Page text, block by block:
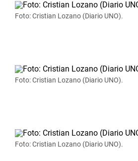
Foto: Cristian Lozano (Diario UNO).
Foto: Cristian Lozano (Diario UNO).
Foto: Cristian Lozano (Diario UNO).